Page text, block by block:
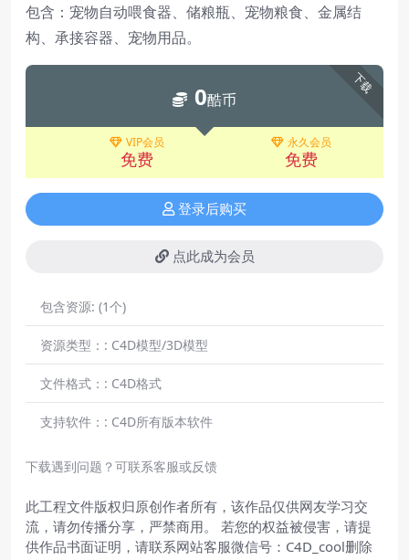
包含：宠物自动喂食器、储粮瓶、宠物粮食、金属结
构、承接容器、宠物用品。
下载
0酷币
VIP会员
免费
永久会员
免费
登录后购买
点此成为会员
包含资源: (1个)
资源类型：: C4D模型/3D模型
文件格式：: C4D格式
支持软件：: C4D所有版本软件
下载遇到问题？可联系客服或反馈
此工程文件版权归原创作者所有，该作品仅供网友学习交
流，请勿传播分享，严禁商用。 若您的权益被侵害，请提
供作品书面证明，请联系网站客服微信号：C4D_cool删除